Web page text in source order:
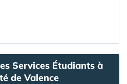
Services Étudiants à
de Valence